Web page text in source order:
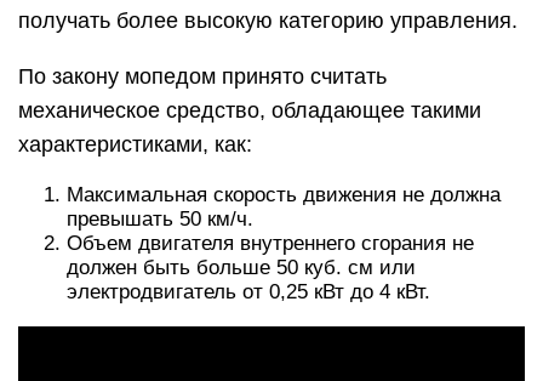
получать более высокую категорию управления.
По закону мопедом принято считать
механическое средство, обладающее такими
характеристиками, как:
Максимальная скорость движения не должна
превышать 50 км/ч.
Объем двигателя внутреннего сгорания не
должен быть больше 50 куб. см или
электродвигатель от 0,25 кВт до 4 кВт.